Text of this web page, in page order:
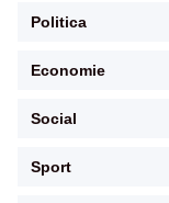
Politica
Economie
Social
Sport